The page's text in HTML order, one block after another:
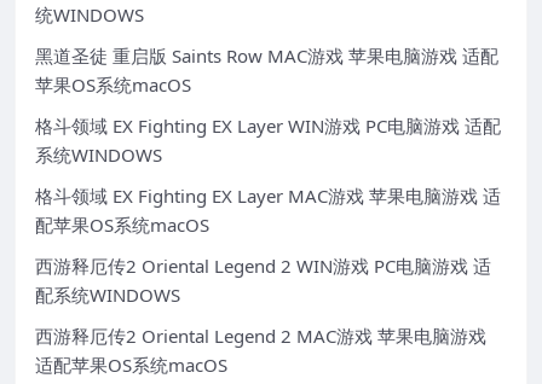
统WINDOWS
黑道圣徒 重启版 Saints Row MAC游戏 苹果电脑游戏 适配
苹果OS系统macOS
格斗领域 EX Fighting EX Layer WIN游戏 PC电脑游戏 适配
系统WINDOWS
格斗领域 EX Fighting EX Layer MAC游戏 苹果电脑游戏 适
配苹果OS系统macOS
西游释厄传2 Oriental Legend 2 WIN游戏 PC电脑游戏 适
配系统WINDOWS
西游释厄传2 Oriental Legend 2 MAC游戏 苹果电脑游戏
适配苹果OS系统macOS